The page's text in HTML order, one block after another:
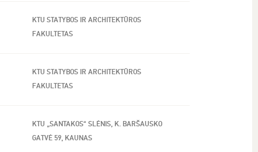
KTU STATYBOS IR ARCHITEKTŪROS
FAKULTETAS
KTU STATYBOS IR ARCHITEKTŪROS
FAKULTETAS
KTU „SANTAKOS“ SLĖNIS, K. BARŠAUSKO
GATVĖ 59, KAUNAS